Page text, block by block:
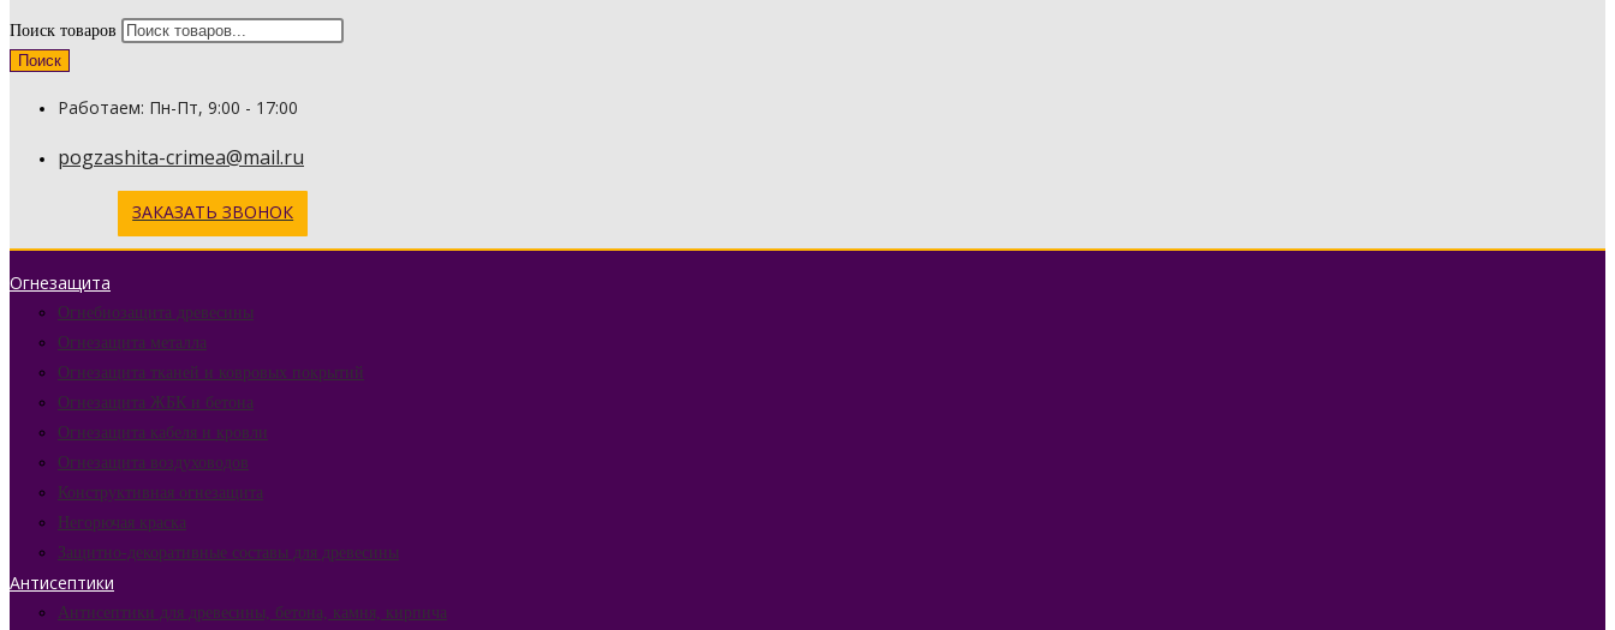
Поиск товаров
Поиск
Работаем: Пн-Пт, 9:00 - 17:00
pogzashita-crimea@mail.ru
ЗАКАЗАТЬ ЗВОНОК
Огнезащита
Огнебиозащита древесины
Огнезащита металла
Огнезащита тканей и ковровых покрытий
Огнезащита ЖБК и бетона
Огнезащита кабеля и кровли
Огнезащита воздуховодов
Конструктивная огнезащита
Негорючая краска
Защитно-декоративные составы для древесины
Антисептики
Антисептики для древесины, бетона, камня, кирпича